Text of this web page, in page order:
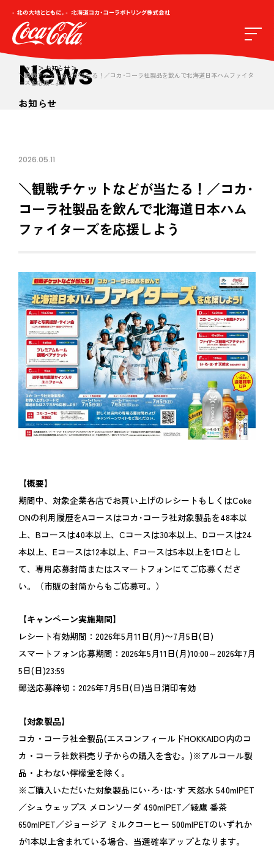
トップ
お知らせ
＼観戦チケットなどが当たる！／コカ･コーラ社製品を飲んで北海道日本ハムファイタ
ーズを応援しよう
News
お知らせ
2026.05.11
＼観戦チケットなどが当たる！／コカ･
コーラ社製品を飲んで北海道日本ハム
ファイターズを応援しよう
【概要】
期間中、対象企業各店でお買い上げのレシートもしくはCoke
ONの利用履歴をAコースはコカ･コーラ社対象製品を48本以
上、Bコースは40本以上、Cコースは30本以上、Dコースは24
本以上、Eコースは12本以上、Fコースは5本以上を1口とし
て、専用応募封筒またはスマートフォンにてご応募くださ
い。（市販の封筒からもご応募可。）
【キャンペーン実施期間】
レシート有効期間：2026年5月11日(月)〜7月5日(日)
スマートフォン応募期間：2026年5月11日(月)10:00～2026年7月
5日(日)23:59
郵送応募締切：2026年7月5日(日)当日消印有効
【対象製品】
コカ・コーラ社全製品(エスコンフィールドHOKKAIDO内のコ
カ・コーラ社飲料売り子からの購入を含む。)※アルコール製
品・よわない檸檬堂を除く。
※ご購入いただいた対象製品にい･ろ･は･す 天然水 540mlPET
／シュウェップス メロンソーダ 490mlPET／綾鷹 番茶
650mlPET／ジョージア ミルクコーヒー 500mlPETのいずれか
が1本以上含まれている場合、当選確率アップとなります。